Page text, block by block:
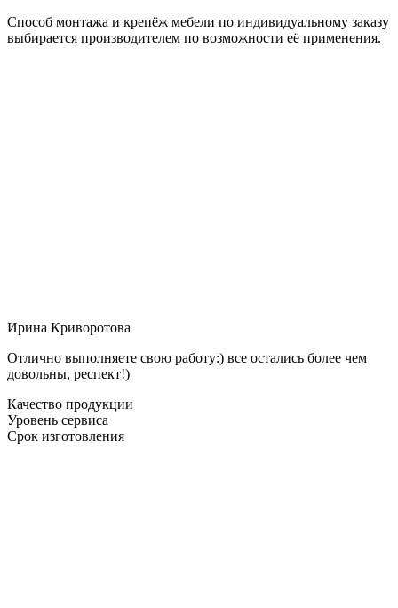
Способ монтажа и крепёж мебели по индивидуальному заказу
выбирается производителем по возможности её применения.
Ирина Криворотова
Отлично выполняете свою работу:) все остались более чем
довольны, респект!)
Качество продукции
Уровень сервиса
Срок изготовления